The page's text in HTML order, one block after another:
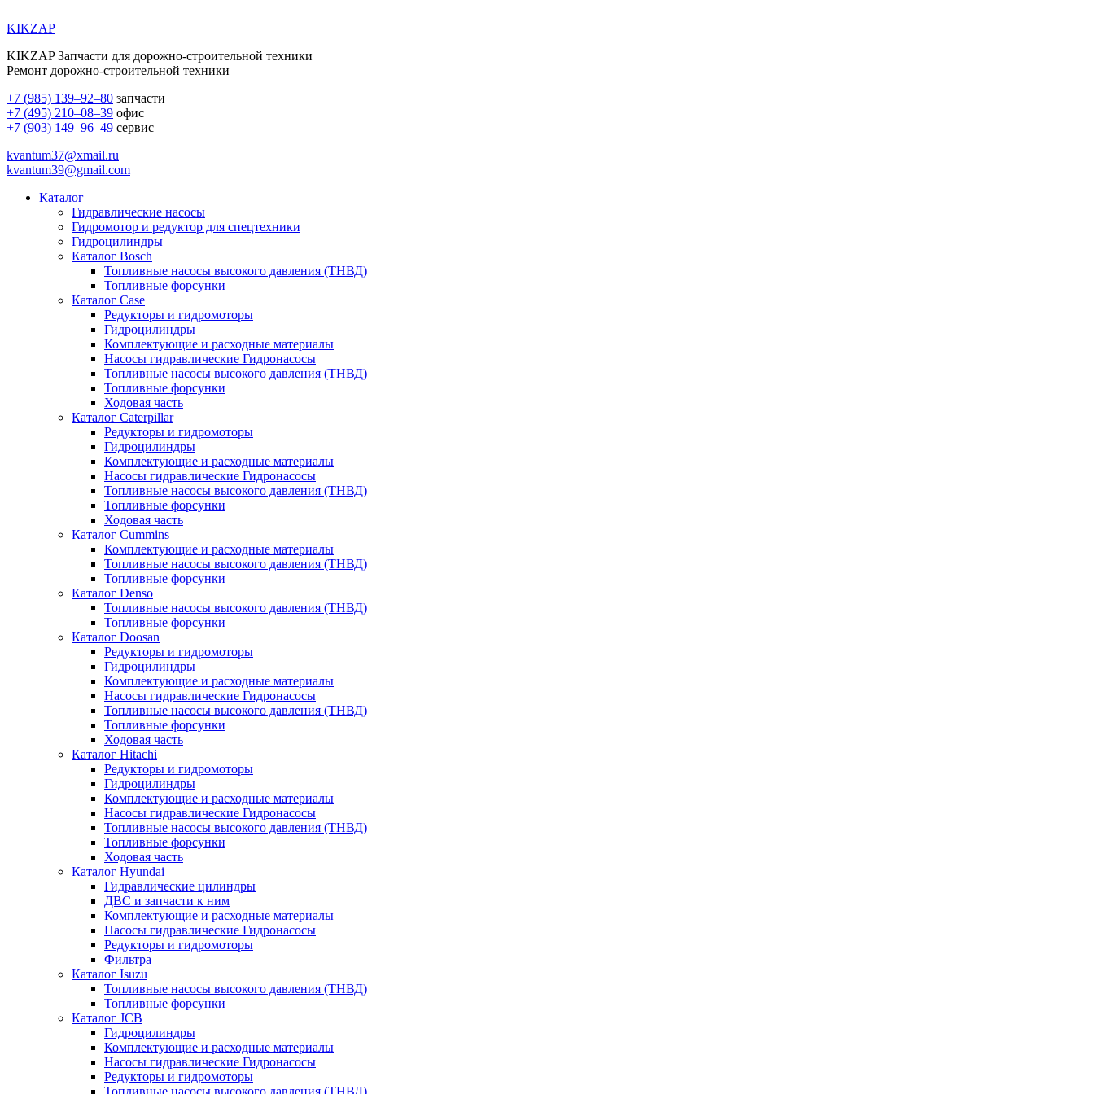
KIKZAP
KIKZAP Запчасти для дорожно-строительной техники
Ремонт дорожно-строительной техники
+7 (985) 139–92–80 запчасти
+7 (495) 210–08–39 офис
+7 (903) 149–96–49 сервис
kvantum37@xmail.ru
kvantum39@gmail.com
Каталог
Гидравлические насосы
Гидромотор и редуктор для спецтехники
Гидроцилиндры
Каталог Bosch
Топливные насосы высокого давления (ТНВД)
Топливные форсунки
Каталог Case
Редукторы и гидромоторы
Гидроцилиндры
Комплектующие и расходные материалы
Насосы гидравлические Гидронасосы
Топливные насосы высокого давления (ТНВД)
Топливные форсунки
Ходовая часть
Каталог Caterpillar
Редукторы и гидромоторы
Гидроцилиндры
Комплектующие и расходные материалы
Насосы гидравлические Гидронасосы
Топливные насосы высокого давления (ТНВД)
Топливные форсунки
Ходовая часть
Каталог Cummins
Комплектующие и расходные материалы
Топливные насосы высокого давления (ТНВД)
Топливные форсунки
Каталог Denso
Топливные насосы высокого давления (ТНВД)
Топливные форсунки
Каталог Doosan
Редукторы и гидромоторы
Гидроцилиндры
Комплектующие и расходные материалы
Насосы гидравлические Гидронасосы
Топливные насосы высокого давления (ТНВД)
Топливные форсунки
Ходовая часть
Каталог Hitachi
Редукторы и гидромоторы
Гидроцилиндры
Комплектующие и расходные материалы
Насосы гидравлические Гидронасосы
Топливные насосы высокого давления (ТНВД)
Топливные форсунки
Ходовая часть
Каталог Hyundai
Гидравлические цилиндры
ДВС и запчасти к ним
Комплектующие и расходные материалы
Насосы гидравлические Гидронасосы
Редукторы и гидромоторы
Фильтра
Каталог Isuzu
Топливные насосы высокого давления (ТНВД)
Топливные форсунки
Каталог JCB
Гидроцилиндры
Комплектующие и расходные материалы
Насосы гидравлические Гидронасосы
Редукторы и гидромоторы
Топливные насосы высокого давления (ТНВД)